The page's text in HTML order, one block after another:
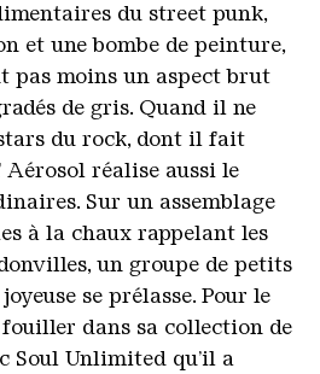
du street punk,
et une bombe de peinture,
pas moins un aspect brut
de gris. Quand il ne
du rock, dont il fait
Aérosol réalise aussi le
Sur un assemblage
à la chaux rappelant les
un groupe de petits
se prélasse. Pour le
fouiller dans sa collection de
Soul Unlimited qu’il a